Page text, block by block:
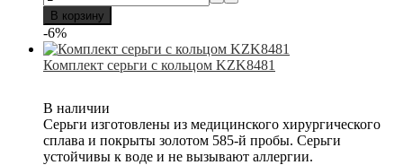
В корзину
-6%
Комплект серьги с кольцом KZK8481
В наличии
Серьги изготовлены из медицинского хирургического
сплава и покрыты золотом 585-й пробы. Серьги
устойчивы к воде и не вызывают аллергии.